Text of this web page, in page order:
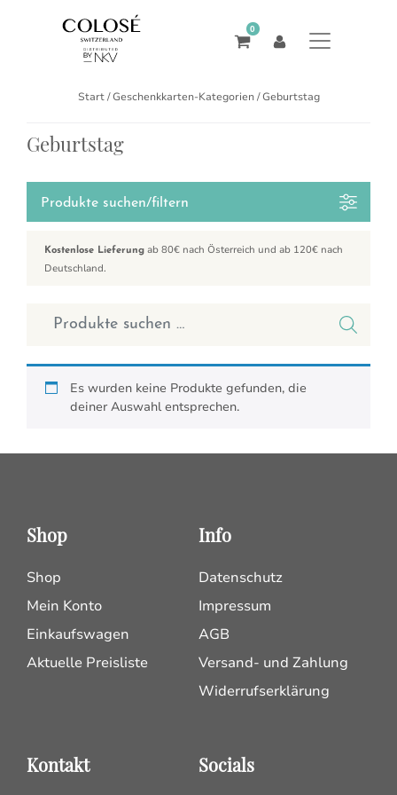
0
Start/ Geschenkkarten-Kategorien / Geburtstag
Geburtstag
Produkte suchen/filtern
Kostenlose Lieferung ab 80€ nach Österreich und ab 120€ nach
Deutschland.
Suchen nach:
Es wurden keine Produkte gefunden, die
deiner Auswahl entsprechen.
Shop
Shop
Mein Konto
Einkaufswagen
Aktuelle Preisliste
Info
Datenschutz
Impressum
AGB
Versand- und Zahlung
Widerrufserklärung
Kontakt Socials